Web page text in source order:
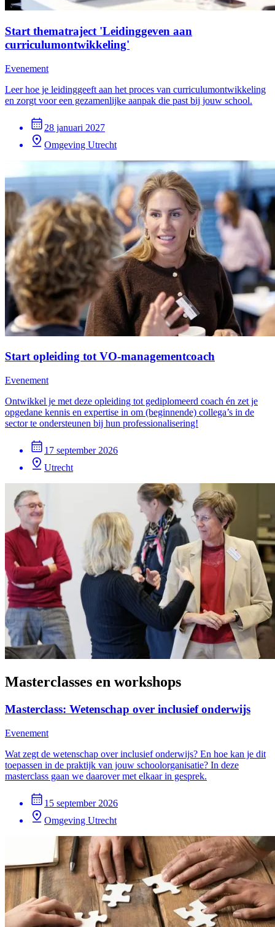
Start thematraject 'Leidinggeven aan
curriculumontwikkeling'
Evenement
Leer hoe je leidinggeeft aan het proces van curriculumontwikkeling
en zorgt voor een gezamenlijke aanpak die past bij jouw school.
28 januari 2027
Omgeving Utrecht
Start opleiding tot VO-managementcoach
Evenement
Ontwikkel je met deze opleiding tot gediplomeerd coach én zet je
opgedane kennis en expertise in om (beginnende) collega’s in de
sector te ondersteunen bij hun professionalisering!
17 september 2026
Utrecht
Masterclasses en workshops
Masterclass: Wetenschap over inclusief onderwijs
Evenement
Wat zegt de wetenschap over inclusief onderwijs? En hoe kan je dit
toepassen in de praktijk van jouw schoolorganisatie? In deze
masterclass gaan we daarover met elkaar in gesprek.
15 september 2026
Omgeving Utrecht